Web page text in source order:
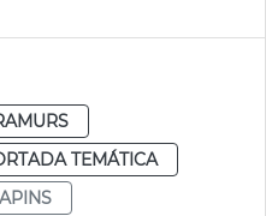
TEMÁTICA